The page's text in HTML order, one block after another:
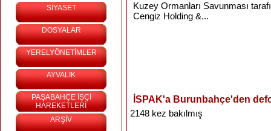
SİYASET
DOSYALAR
YERELYÖNETİMLER
AYVALIK
PAŞABAHÇE İŞÇİ
HAREKETLERİ
ARŞİV
Kuzey Ormanları Savunması
Cengiz Holding &...
İSPAK'a Burunbahçe'den
2148 kez bakılmış